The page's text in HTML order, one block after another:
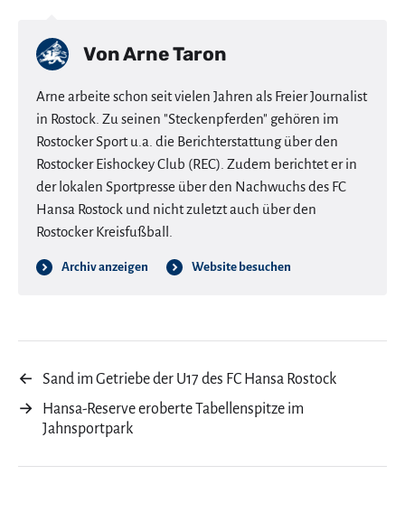
VonArne Taron
Arne arbeite schon seit vielen Jahren als Freier Journalist
in Rostock. Zu seinen "Steckenpferden" gehören im
Rostocker Sport u.a. die Berichterstattung über den
Rostocker Eishockey Club (REC). Zudem berichtet er in
der lokalen Sportpresse über den Nachwuchs des FC
Hansa Rostock und nicht zuletzt auch über den
Rostocker Kreisfußball.
Archiv anzeigen Website besuchen
←
Sand im Getriebe der U17 des FC Hansa Rostock
→
Hansa-Reserve eroberte Tabellenspitze im
Jahnsportpark